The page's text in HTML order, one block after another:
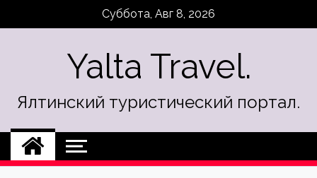
Суббота, Авг 8, 2026
Yalta Travel.
Ялтинский туристический портал.